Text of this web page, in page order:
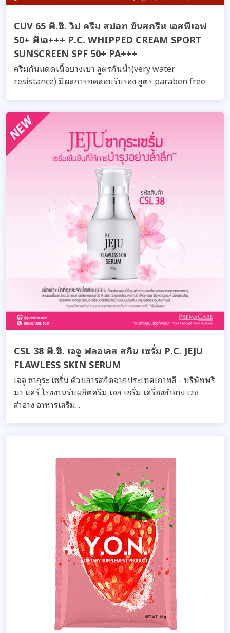
CUV 65 พี.ซี. วิป ครีม สปอท ซันสกรีน เอสพีเอฟ
50+ พีเอ+++ P.C. WHIPPED CREAM SPORT
SUNSCREEN SPF 50+ PA+++
ครีมกันแดดเนื้อบางเบา สูตรกันน้ำ(very water
resistance) มีผลการทดสอบรับรอง สูตร paraben free
CSL 38 พี.ซี. เจจู ฟลอเลส สกิน เซรั่ม P.C. JEJU
FLAWLESS SKIN SERUM
เจจู ซากุระ เซรั่ม ด้วยสารสกัดจากประเทศเกาหลี - บริษัทพรี
มา แคร์ โรงงานรับผลิตครีม เจล เซรั่ม เครื่องสำอาง เวช
สำอาง อาหารเสริม...